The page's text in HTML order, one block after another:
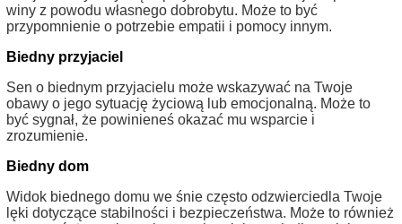
winy z powodu własnego dobrobytu. Może to być
przypomnienie o potrzebie empatii i pomocy innym.
Biedny przyjaciel
Sen o biednym przyjacielu może wskazywać na Twoje
obawy o jego sytuację życiową lub emocjonalną. Może to
być sygnał, że powinieneś okazać mu wsparcie i
zrozumienie.
Biedny dom
Widok biednego domu we śnie często odzwierciedla Twoje
lęki dotyczące stabilności i bezpieczeństwa. Może to również